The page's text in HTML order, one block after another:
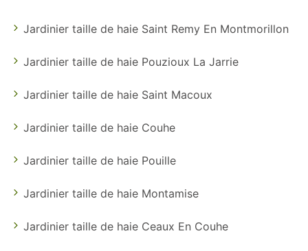
Jardinier taille de haie Saint Remy En Montmorillon
Jardinier taille de haie Pouzioux La Jarrie
Jardinier taille de haie Saint Macoux
Jardinier taille de haie Couhe
Jardinier taille de haie Pouille
Jardinier taille de haie Montamise
Jardinier taille de haie Ceaux En Couhe